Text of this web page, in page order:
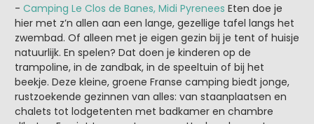
- Camping Le Clos de Banes, Midi Pyrenees Eten doe je
hier met z’n allen aan een lange, gezellige tafel langs het
zwembad. Of alleen met je eigen gezin bij je tent of huisje
natuurlijk. En spelen? Dat doen je kinderen op de
trampoline, in de zandbak, in de speeltuin of bij het
beekje. Deze kleine, groene Franse camping biedt jonge,
rustzoekende gezinnen van alles: van staanplaatsen en
chalets tot lodgetenten met badkamer en chambre